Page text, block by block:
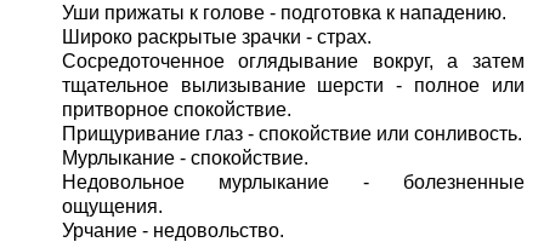
Уши прижаты к голове - подготовка к нападению.
Широко раскрытые зрачки - страх.
Сосредоточенное оглядывание вокруг, а затем
тщательное вылизывание шерсти - полное или
притворное спокойствие.
Прищуривание глаз - спокойствие или сонливость.
Мурлыкание - спокойствие.
Недовольное мурлыкание - болезненные
ощущения.
Урчание - недовольство.